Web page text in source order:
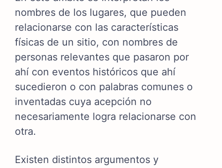
nombres de los lugares, que pueden
relacionarse con las características
físicas de un sitio, con nombres de
personas relevantes que pasaron por
ahí con eventos históricos que ahí
sucedieron o con palabras comunes o
inventadas cuya acepción no
necesariamente logra relacionarse con
otra.
Existen distintos argumentos y